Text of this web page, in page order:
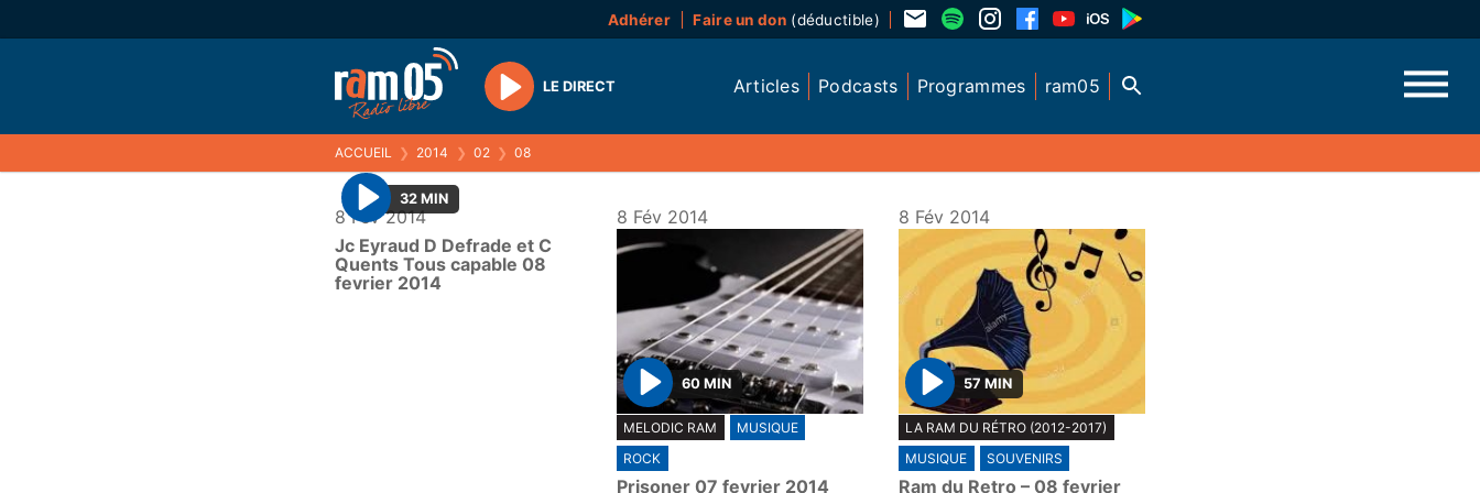
Adhérer Faire un don(déductible)
Play
LE DIRECT Articles Podcasts Programmes ram05
ACCUEIL ❯ 2014 ❯ 02 ❯ 08
8 Fév 2014
P
l
a
32 MIN
Jc Eyraud D Defrade et C
Quents Tous capable 08
fevrier 2014
8 Fév 2014
P
l
a
y
60 MIN
MELODIC RAM
MUSIQUE
ROCK
Prisoner 07 fevrier 2014
8 Fév 2014
P
l
a
y
57 MIN
LA RAM DU RÉTRO (2012-2017)
MUSIQUE
SOUVENIRS
Ram du Retro – 08 fevrier